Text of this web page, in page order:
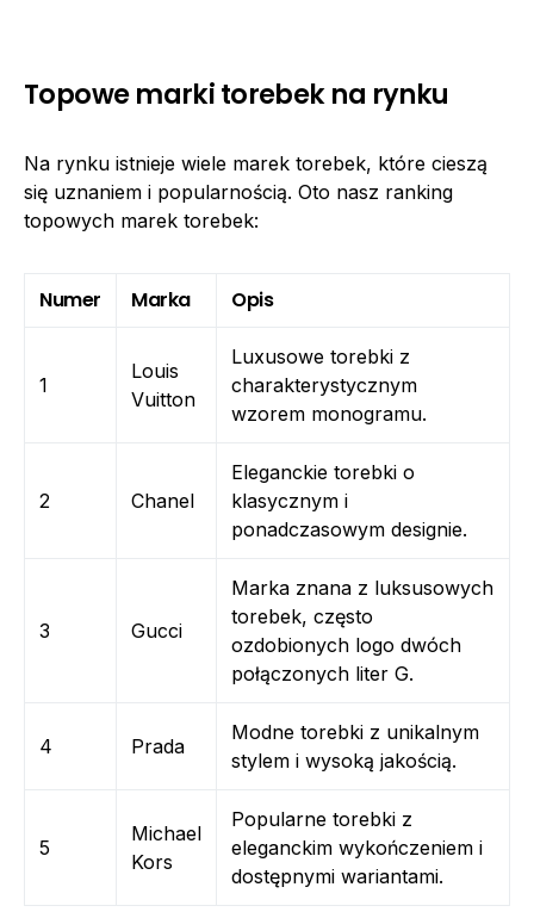
Topowe marki torebek na rynku
Na rynku istnieje wiele marek torebek, które cieszą
się uznaniem i popularnością. Oto nasz ranking
topowych marek torebek:
Numer Marka Opis
1
Louis
Vuitton
Luxusowe torebki z
charakterystycznym
wzorem monogramu.
2 Chanel
Eleganckie torebki o
klasycznym i
ponadczasowym designie.
3 Gucci
Marka znana z luksusowych
torebek, często
ozdobionych logo dwóch
połączonych liter G.
4 Prada
Modne torebki z unikalnym
stylem i wysoką jakością.
5
Michael
Kors
Popularne torebki z
eleganckim wykończeniem i
dostępnymi wariantami.